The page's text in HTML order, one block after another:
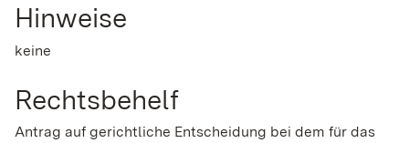
Hinweise
keine
Rechtsbehelf
Antrag auf gerichtliche Entscheidung bei dem für das